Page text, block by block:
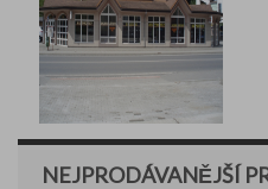
NEJPRODÁVANĚJŠÍ